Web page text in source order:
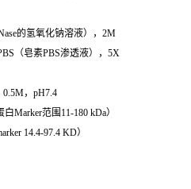
的氢氧化钠溶液），2M
（皂素PBS渗透液），5X
0.5M，pH7.4
Marker范围11-180 kDa）
14.4-97.4 KD）